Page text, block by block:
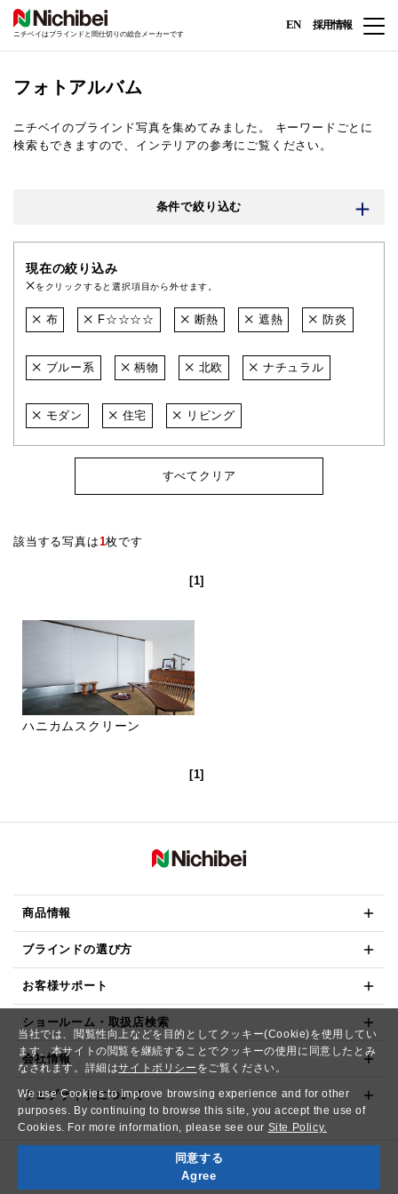
当社では、閲覧性向上などを目的としてクッキー(Cookie)を使用してい
ます。本サイトの閲覧を継続することでクッキーの使用に同意したとみ
なされます。詳細はサイトポリシー をご覧ください。
We use Cookies to improve browsing experience and for other
purposes. By continuing to browse this site, you accept the use of
Cookies. For more information, please see our Site Policy.
同意する
Agree
ニチベイはブラインドと間仕切りの総合メーカーです
EN 採用情報
フォトアルバム
ニチベイのブラインド写真を集めてみました。
キーワードごとに
検索もできますので、インテリアの参考にご覧ください。
条件で絞り込む
現在の絞り込み
をクリックすると選択項目から外せます。
布 F☆☆☆☆ 断熱 遮熱 防炎
ブルー系 柄物 北欧 ナチュラル
モダン 住宅 リビング
すべてクリア
該当する写真は1枚です
[1]
ハニカムスクリーン
[1]
商品情報
ブラインドの選び方
お客様サポート
ショールーム・取扱店検索
会社情報
ウェブサイトについて
Copyright© NICHIBEI CO.,LTD. All Rights Reserved.